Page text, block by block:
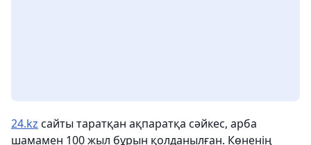
24.kz сайты таратқан ақпаратқа сәйкес, арба
шамамен 100 жыл бұрын қолданылған. Көненің